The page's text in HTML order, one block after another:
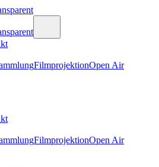
FilmprojektionOpen Air
FilmprojektionOpen Air